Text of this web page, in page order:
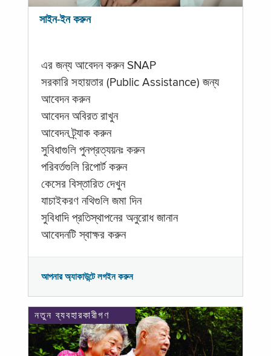
সাইন-ইন করুন
এর জন্য আবেদন করুন SNAP
সরকারি সহায়তার (Public Assistance) জন্য
আবেদন করুন
আবেদন অবিরত রাখুন
আবেদন ট্র্যাক করুন
সুবিধাগুলি পুনপ্রত্যয়নঃ করুন
পরিবর্তগুলি রিপোর্ট করুন
কেসের বিস্তারিত দেখুন
যাচাইকরণ নথিগুলি জমা দিন
সুবিধাদি প্রতিস্থাপনের অনুরোধ জানান
আবেদনটি স্বাক্ষর করুন
আপনার অ্যাকাউন্টে লগইন করুন
নতুন ব্যবহারকারীগণ